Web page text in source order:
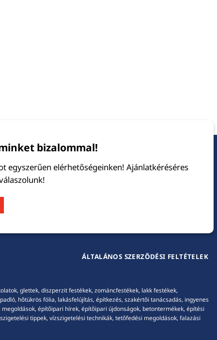
bizalommal!
egyszerűen elérhetőségeinken! Ajánlatkéréséres
ÁLTALÁNOS SZERZŐDÉSI FELTÉTELEK
glettek, diszperzit festékek, zománcfestékek, lakk festékek,
hőtükrös fólia, lakásfelújítás, építkezés, szakértői tanácsadás, ingyenes
építőipari hírek, építőipari újdonságok, betontermékek, építési
tippek, vízszigetelési technikák, tetőfedési megoldások, falazási